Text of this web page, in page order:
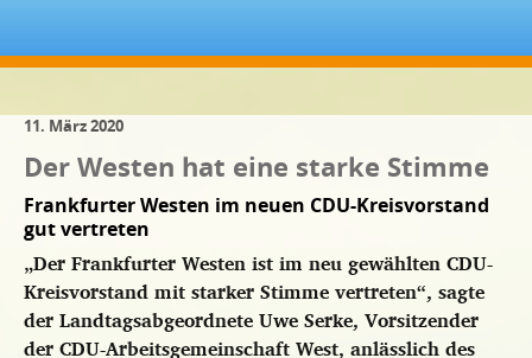
11. März 2020
Der Westen hat eine starke Stimme
Frankfurter Westen im neuen CDU-Kreisvorstand
gut vertreten
„Der Frankfurter Westen ist im neu gewählten CDU-
Kreisvorstand mit starker Stimme vertreten“, sagte
der Landtagsabgeordnete Uwe Serke, Vorsitzender
der CDU-Arbeitsgemeinschaft West, anlässlich des